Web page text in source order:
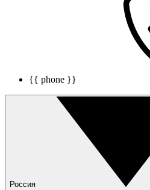
{{ phone }}
Россия